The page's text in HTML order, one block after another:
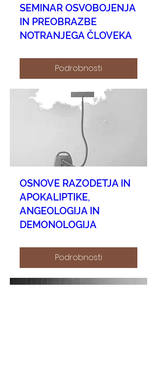
SEMINAR OSVOBOJENJA
IN PREOBRAZBE
NOTRANJEGA ČLOVEKA
Podrobnosti
OSNOVE RAZODETJA IN
APOKALIPTIKE,
ANGEOLOGIJA IN
DEMONOLOGIJA
Podrobnosti